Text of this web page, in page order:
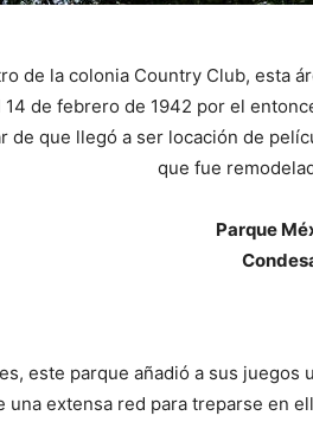
de la colonia Country Club, esta
14 de febrero de 1942 por el
de que llegó a ser locación de
que fue
Parque
este parque añadió a sus
una extensa red para treparse en